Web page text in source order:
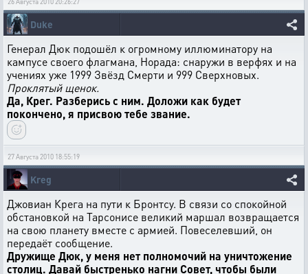
Duke
Генерал Дюк подошёл к огромному иллюминатору на
кампусе своего флагмана, Норада: снаружи в верфях и на
учениях уже 1999 Звёзд Смерти и 999 Сверхновых.
Проклятый щенок.
Да, Крег. Разберись с ним. Доложи как будет
покончено, я присвою тебе звание.
27 Августа 2010 18:55:19
Kreg
Джовиан Крега на пути к Бронтсу. В связи со спокойной
обстановкой на Тарсонисе великий маршал возвращается
на свою планету вместе с армией. Повеселевший, он
передаёт сообщение.
Дружище Дюк, у меня нет полномочий на уничтожение
столиц. Давай быстренько нагни Совет, чтобы были